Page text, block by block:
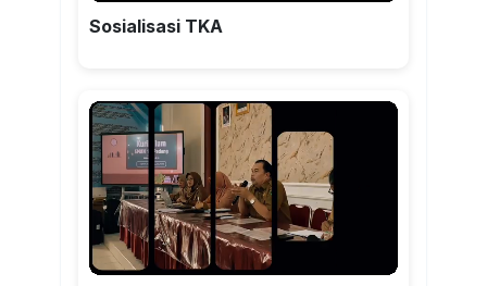
Sosialisasi TKA